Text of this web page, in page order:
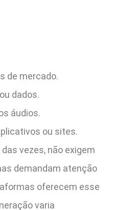
de mercado.
dados.
áudios.
ou sites.
vezes, não exigem
demandam atenção
oferecem esse
varia